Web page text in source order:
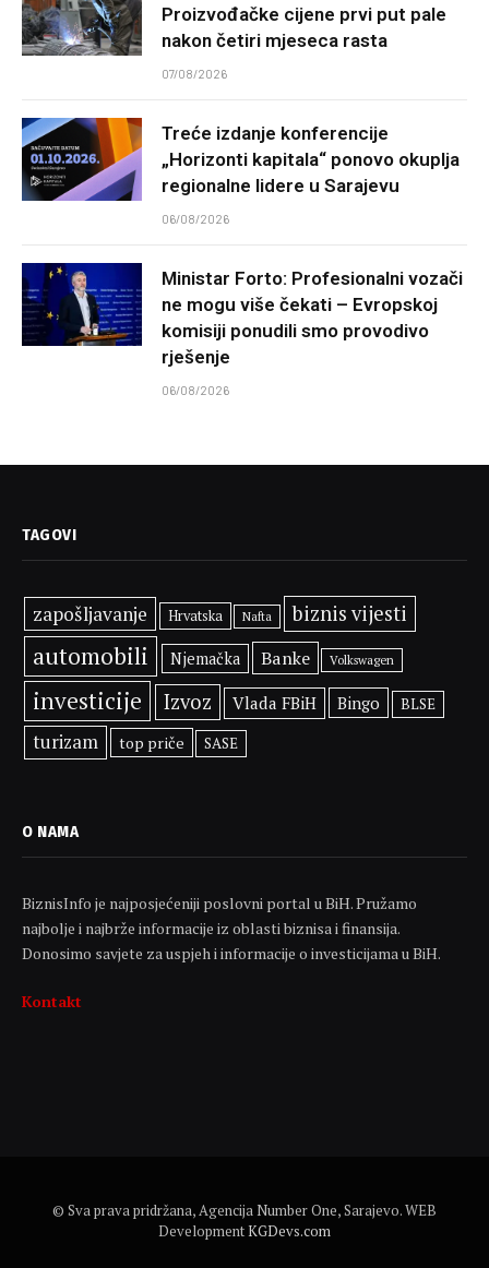
Proizvođačke cijene prvi put pale
nakon četiri mjeseca rasta
07/08/2026
Treće izdanje konferencije
„Horizonti kapitala“ ponovo okuplja
regionalne lidere u Sarajevu
06/08/2026
Ministar Forto: Profesionalni vozači
ne mogu više čekati – Evropskoj
komisiji ponudili smo provodivo
rješenje
06/08/2026
TAGOVI
zapošljavanje Hrvatska Nafta biznis vijesti
automobili Njemačka Banke Volkswagen
investicije Izvoz Vlada FBiH Bingo BLSE
turizam top priče SASE
O NAMA
BiznisInfo je najposjećeniji poslovni portal u BiH. Pružamo
najbolje i najbrže informacije iz oblasti biznisa i finansija.
Donosimo savjete za uspjeh i informacije o investicijama u BiH.
Kontakt
© Sva prava pridržana, Agencija Number One, Sarajevo. WEB
DevelopmentKGDevs.com